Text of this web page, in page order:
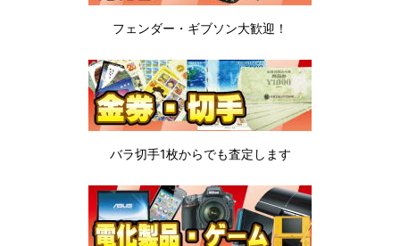
フェンダー・ギブソン大歓迎！
バラ切手1枚からでも査定します